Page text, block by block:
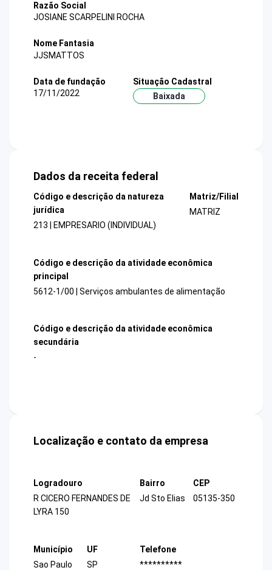
Razão Social
JOSIANE SCARPELINI ROCHA
Nome Fantasia
JJSMATTOS
Data de fundação
17/11/2022
Situação Cadastral
Baixada
Dados da receita federal
Código e descrição da natureza
jurídica
213 | EMPRESARIO (INDIVIDUAL)
Matriz/Filial
MATRIZ
Código e descrição da atividade econômica
principal
5612-1/00 | Serviços ambulantes de alimentação
Código e descrição da atividade econômica
secundária
-
Localização e contato da empresa
Logradouro
R CICERO FERNANDES DE
LYRA 150
Bairro
Jd Sto Elias
CEP
05135-350
Município
Sao Paulo
UF
SP
Telefone
**********